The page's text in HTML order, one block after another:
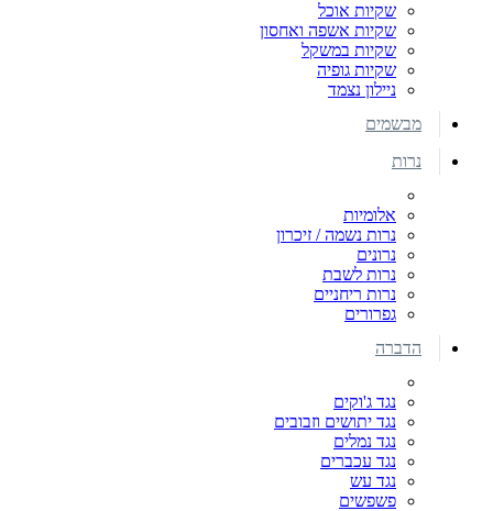
שקיות אוכל
שקיות אשפה ואחסון
שקיות במשקל
שקיות גופיה
ניילון נצמד
מבשמים
נרות
אלומיות
נרות נשמה / זיכרון
נרונים
נרות לשבת
נרות ריחניים
גפרורים
הדברה
נגד ג'וקים
נגד יתושים וזבובים
נגד נמלים
נגד עכברים
נגד עש
פשפשים